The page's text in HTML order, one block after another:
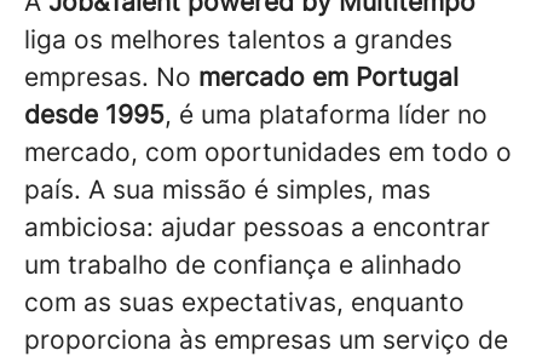
liga os melhores talentos a grandes
empresas. No mercado em Portugal
desde 1995, é uma plataforma líder no
mercado, com oportunidades em todo o
país. A sua missão é simples, mas
ambiciosa: ajudar pessoas a encontrar
um trabalho de confiança e alinhado
com as suas expectativas, enquanto
proporciona às empresas um serviço de